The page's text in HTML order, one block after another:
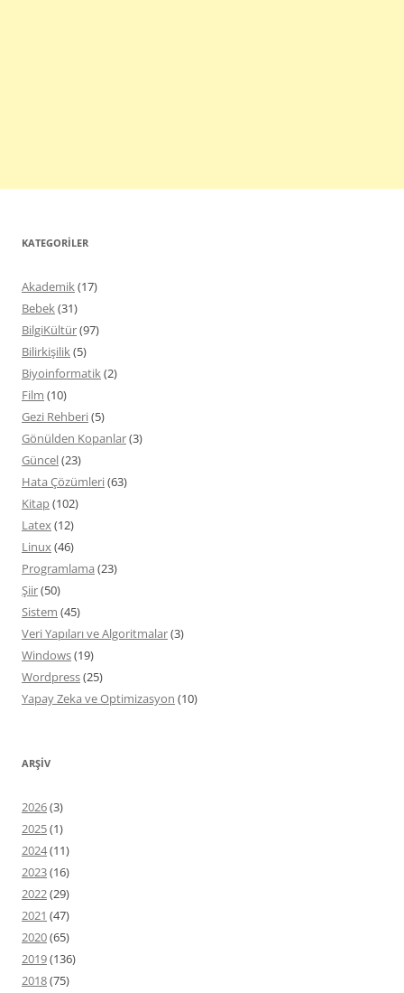
KATEGORILER
Akademik(17)
Bebek(31)
BilgiKültür(97)
Bilirkişilik(5)
Biyoinformatik(2)
Film (10)
Gezi Rehberi(5)
Gönülden Kopanlar(3)
Güncel(23)
Hata Çözümleri(63)
Kitap(102)
Latex(12)
Linux(46)
Programlama (23)
Şiir(50)
Sistem (45)
Veri Yapıları ve Algoritmalar(3)
Windows(19)
Wordpress(25)
Yapay Zeka ve Optimizasyon (10)
ARŞIV
2026(3)
2025(1)
2024(11)
2023(16)
2022(29)
2021 (47)
2020(65)
2019(136)
2018(75)